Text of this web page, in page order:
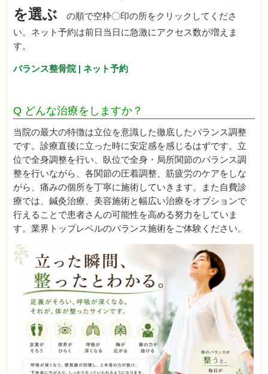
を選ぶ の順で空枠〇印の所をクリックしてくださ
い。ネット予約は前日当日に急激にアクセス数が増えま
す。
バランス整骨院 | ネット予約
Q どんな治療をしますか？
当院の最大の特徴は立位を意識した徹底したバランス調整
です。診療直後に立った時に安定感を感じるはずです。立
位で全身調整を行い、臥位で全身・局所関節のバランス調
整を行いながら、各関節の圧着調整、筋疲労のケアをしな
がら、痛みの個所を丁寧に施術していきます。また自費診
療では、鍼灸治療、美容施術と幅広い治療をオプションで
行えることで患者さんの可能性を高める努力をしていま
す。業界トップレベルのバランス施術をご体験ください。